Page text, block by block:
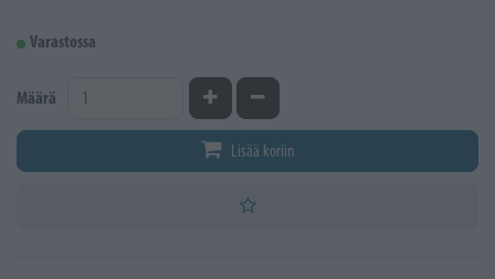
Varastossa
Määrä Kasvata määrääVähennä määrää
Lisää koriin